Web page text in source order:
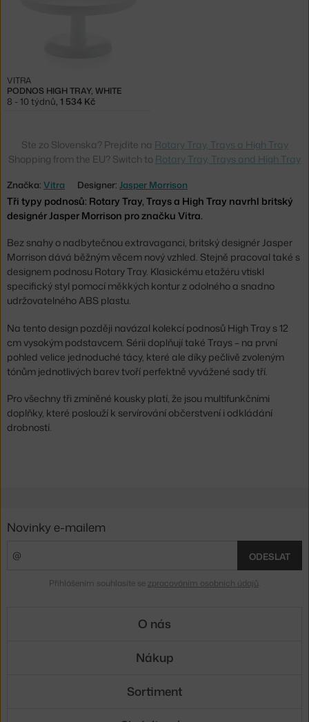
Značka: Vitra Designer: Jasper Morrison
Tři typy podnosů: Rotary Tray, Trays a High Tray navrhl britský
designér Jasper Morrison pro značku Vitra.
Bez snahy o nadbytečnou extravaganci, britský designér Jasper
Morrison dává běžným věcem nový vzhled. Stejně pracoval také s
designem podnosu Rotary Tray. Klasickému etažéru vtiskl
specifický styl pomocí měkkých kontur z odolného a snadno
udržovatelného ABS plastu.
Na tento design později navázal kolekcí podnosů High Tray s 12
cm vysokým podstavcem. Sérii doplňují také Trays – na první
pohled velice jednoduché tácy, které ale díky pečlivě zvoleným
tónům jednotlivých barev tvoří perfektně vyvážené sady tří.
Pro všechny tři zmíněné kousky platí, že jsou multifunkčními
doplňky, které poslouží k servírování občerstvení i odkládání
drobností.
PODNOS HIGH TRAY, WHITE
VITRA
8 - 10 týdnů, 1 534 Kč
Ste zo Slovenska? Prejdite na Rotary Tray, Trays a High Tray
Shopping from the EU? Switch to Rotary Tray, Trays and High Tray
Novinky e-mailem
ODESLAT
Přihlášením souhlasíte se zpracováním osobních údajů
O nás
Nákup
Sortiment